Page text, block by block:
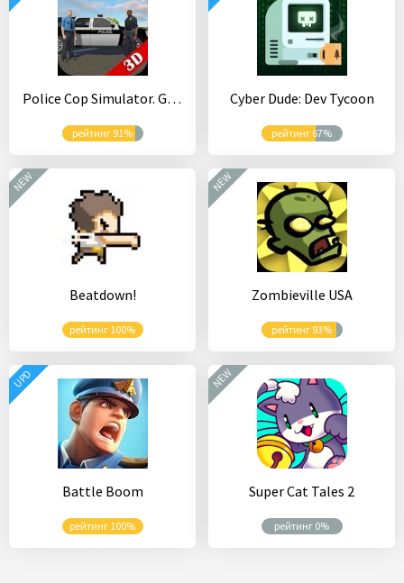
Police Cop Simulator. Gang War
рейтинг 91%
Cyber Dude: Dev Tycoon
рейтинг 67%
Beatdown!
рейтинг 100%
NEW
Zombieville USA
рейтинг 93%
NEW
Battle Boom
рейтинг 100%
UPD
Super Cat Tales 2
рейтинг 0%
NEW